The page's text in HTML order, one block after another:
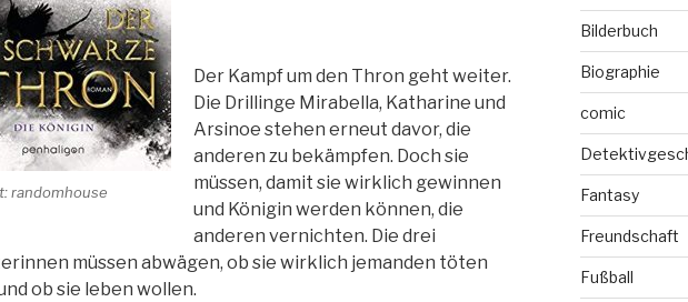
randomhouse
Der Kampf um den Thron geht weiter.
Die Drillinge Mirabella, Katharine und
Arsinoe stehen erneut davor, die
anderen zu bekämpfen. Doch sie
müssen, damit sie wirklich gewinnen
und Königin werden können, die
anderen vernichten. Die drei
müssen abwägen, ob sie wirklich jemanden töten
ob sie leben wollen.
Bilderbuch
Biographie
comic
Fantasy
Freundschaft
Fußball